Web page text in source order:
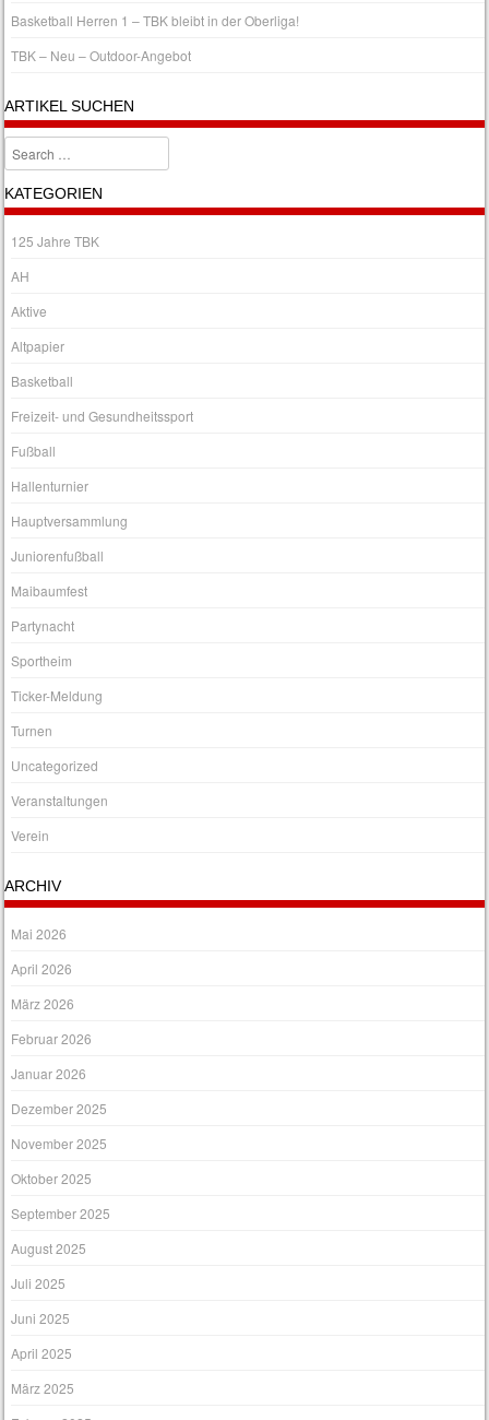
Basketball Herren 1 – TBK bleibt in der Oberliga!
TBK – Neu – Outdoor-Angebot
ARTIKEL SUCHEN
Search
KATEGORIEN
125 Jahre TBK
AH
Aktive
Altpapier
Basketball
Freizeit- und Gesundheitssport
Fußball
Hallenturnier
Hauptversammlung
Juniorenfußball
Maibaumfest
Partynacht
Sportheim
Ticker-Meldung
Turnen
Uncategorized
Veranstaltungen
Verein
ARCHIV
Mai 2026
April 2026
März 2026
Februar 2026
Januar 2026
Dezember 2025
November 2025
Oktober 2025
September 2025
August 2025
Juli 2025
Juni 2025
April 2025
März 2025